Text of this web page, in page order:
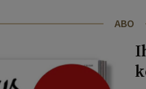
ABO